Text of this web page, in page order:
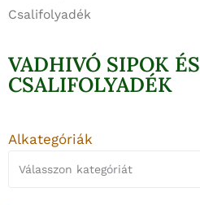
Csalifolyadék
VADHIVÓ SIPOK ÉS
CSALIFOLYADÉK
Alkategóriák
Válasszon kategóriát